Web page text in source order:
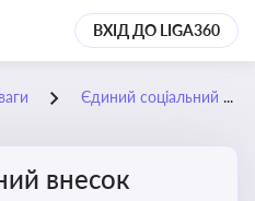
ВХІД ДО LIGA360
Єдиний соціальний внесок
внесок